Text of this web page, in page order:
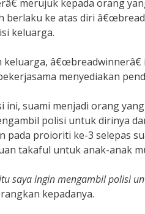
merujuk kepada orang
berlaku ke atas diri
keluarga.
keluarga,
menyediakan
ini, suami menjadi orang
polisi untuk dirinya
pada proioriti ke-3 selepas
takaful untuk anak-anak
saya ingin mengambil polisi
kepadanya.